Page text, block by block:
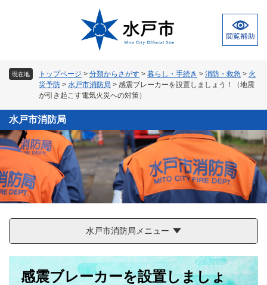
文
へ
現在地 トップページ > 分類からさがす > 暮らし・手続き > 消防・救急 > 火
災予防 > 水戸市消防局 > 感震ブレーカーを設置しましょう！（地震
が引き起こす電気火災への対策）
水戸市消防局
水戸市消防局メニュー
感震ブレーカーを設置しましょ